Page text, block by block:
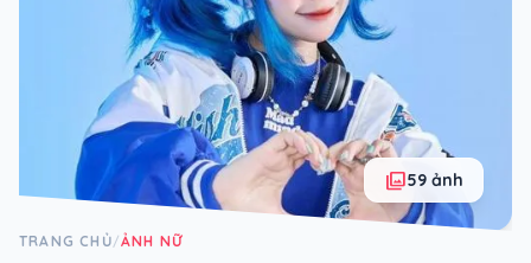
TRANG CHỦ/ẢNH NỮ
photo_library59 ảnh